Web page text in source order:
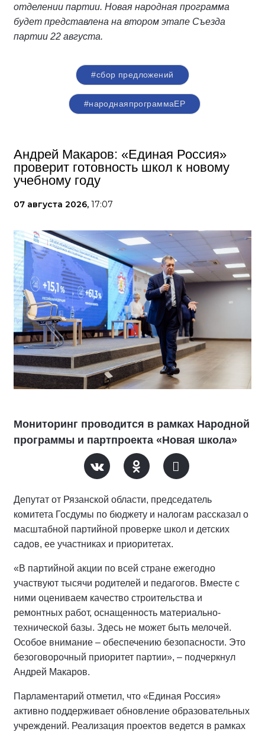
отделении партии. Новая народная программа
будет представлена на втором этапе Съезда
партии 22 августа.
#сбор предложений
#народнаяпрограммаЕР
Андрей Макаров: «Единая Россия»
проверит готовность школ к новому
учебному году
07 августа 2026, 17:07
Мониторинг проводится в рамках Народной
программы и партпроекта «Новая школа»
Депутат от Рязанской области, председатель
комитета Госдумы по бюджету и налогам рассказал о
масштабной партийной проверке школ и детских
садов, ее участниках и приоритетах.
«В партийной акции по всей стране ежегодно
участвуют тысячи родителей и педагогов. Вместе с
ними оцениваем качество строительства и
ремонтных работ, оснащенность материально-
технической базы. Здесь не может быть мелочей.
Особое внимание – обеспечению безопасности. Это
безоговорочный приоритет партии», – подчеркнул
Андрей Макаров.
Парламентарий отметил, что «Единая Россия»
активно поддерживает обновление образовательных
учреждений. Реализация проектов ведется в рамках